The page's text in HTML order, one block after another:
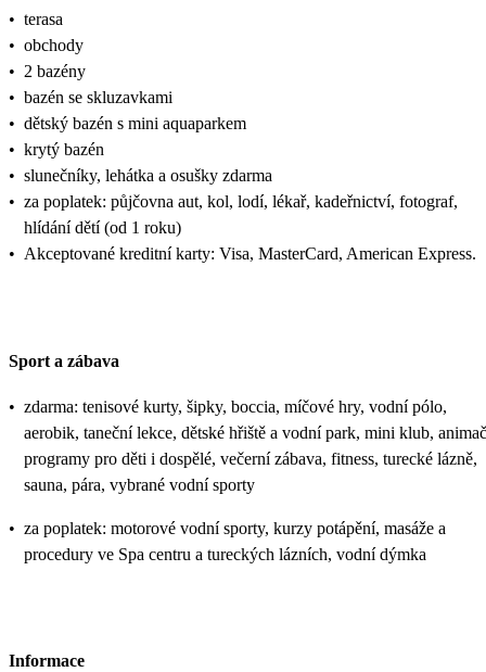
• terasa
• obchody
• 2 bazény
• bazén se skluzavkami
• dětský bazén s mini aquaparkem
• krytý bazén
• slunečníky, lehátka a osušky zdarma
• za poplatek: půjčovna aut, kol, lodí, lékař, kadeřnictví, fotograf,
hlídání dětí (od 1 roku)
• Akceptované kreditní karty: Visa, MasterCard, American Express.
Sport a zábava
• zdarma: tenisové kurty, šipky, boccia, míčové hry, vodní pólo,
aerobik, taneční lekce, dětské hřiště a vodní park, mini klub,
programy pro děti i dospělé, večerní zábava, fitness, turecké lázně,
sauna, pára, vybrané vodní sporty
• za poplatek: motorové vodní sporty, kurzy potápění, masáže a
procedury ve Spa centru a tureckých lázních, vodní dýmka
Informace